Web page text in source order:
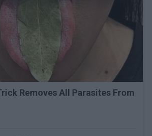
Removes All Parasites From